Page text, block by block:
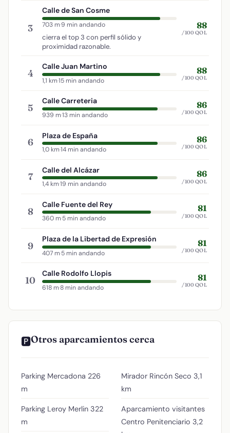
3
Calle de San Cosme
703 m·9 min andando
cierra el top 3 con perfil sólido y
proximidad razonable.
88
/100 QOL
4
Calle Juan Martino
1,1 km·15 min andando
88
/100 QOL
5
Calle Carreteria
939 m·13 min andando
86
/100 QOL
6
Plaza de España
1,0 km·14 min andando
86
/100 QOL
7
Calle del Alcázar
1,4 km·19 min andando
86
/100 QOL
8
Calle Fuente del Rey
360 m·5 min andando
81
/100 QOL
9
Plaza de la Libertad de Expresión
407 m·5 min andando
81
/100 QOL
10
Calle Rodolfo Llopis
618 m·8 min andando
81
/100 QOL
🅿️Otros aparcamientos cerca
Parking Mercadona 226
m
Parking Leroy Merlin 322
m
Mirador Rincón Seco 3,1
km
Aparcamiento visitantes
Centro Penitenciario 3,2